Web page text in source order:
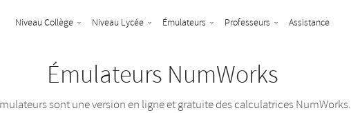
Niveau Collège Niveau Lycée Émulateurs Professeurs Assistance
Émulateurs NumWorks
sont une version en ligne et gratuite des calculatrices NumWorks.